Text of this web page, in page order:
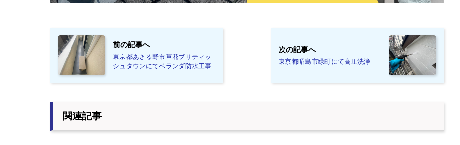
前の記事へ
東京都あきる野市草花ブリティッ
シュタウンにてベランダ防水工事
次の記事へ
東京都昭島市緑町にて高圧洗浄
関連記事